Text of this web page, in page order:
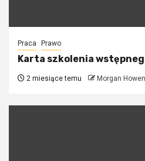
Praca Prawo
Karta szkolenia
2 miesiące temu Morgan Howen